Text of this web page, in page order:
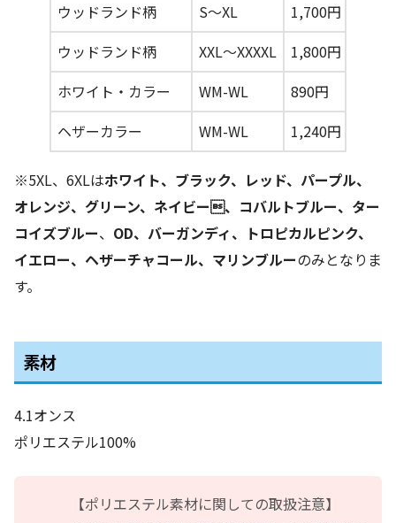
ウッドランド柄
S〜XL 1,700円
ウッドランド柄
XXL〜XXXXL 1,800円
ホワイト・カラー
WM-WL 890円
ヘザーカラー
WM-WL 1,240円
※5XL、6XLはホワイト、ブラック、レッド、パープル、
オレンジ、グリーン、ネイビー、コバルトブルー、ター
コイズブルー、 OD、バーガンディ、トロピカルピンク、
イエロー、ヘザーチャコール、マリンブルーのみとなりま
す。
素材
4.1オンス
ポリエステル100%
【ポリエステル素材に関しての取扱注意】